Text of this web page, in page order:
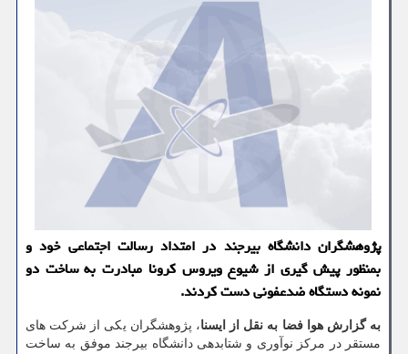
پژوهشگران دانشگاه بیرجند در امتداد رسالت اجتماعی خود و
بمنظور پیش گیری از شیوع ویروس كرونا مبادرت به ساخت دو
نمونه دستگاه ضدعفونی دست كردند.
به گزارش هوا فضا به نقل از ایسنا، پژوهشگران یکی از شرکت های
مستقر در مرکز نوآوری و شتابدهی دانشگاه بیرجند موفق به ساخت